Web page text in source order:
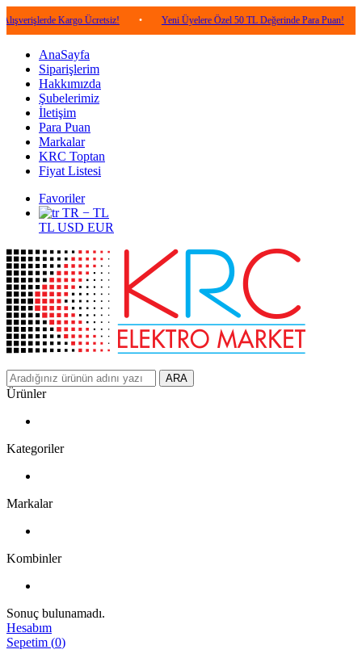
Kargo Ücretsiz! • Yeni Üyelere Özel 50 TL Değerinde Para Puan! •
AnaSayfa
Siparişlerim
Hakkımızda
Şubelerimiz
İletişim
Para Puan
Markalar
KRC Toptan
Fiyat Listesi
Favoriler
TR − TL
TL USD EUR
ARA
Ürünler
Kategoriler
Markalar
Kombinler
Sonuç bulunamadı.
Hesabım
Sepetim (0)